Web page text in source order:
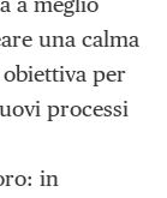
una calma
per
processi
in